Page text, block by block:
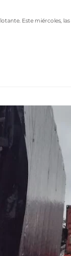
Este miércoles,